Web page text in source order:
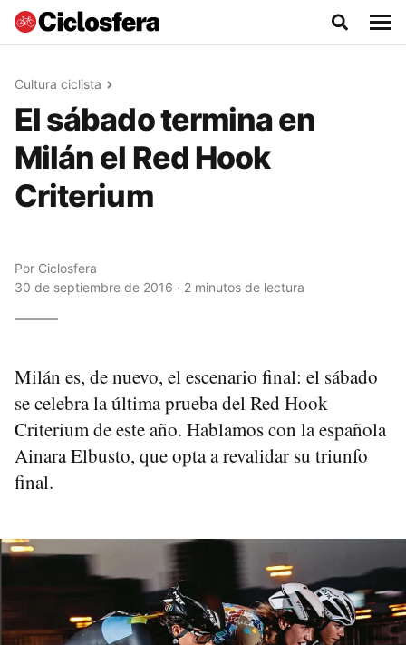
Cultura ciclista
El sábado termina en
Milán el Red Hook
Criterium
Por Ciclosfera
30 de septiembre de 2016 · 2 minutos de lectura
Milán es, de nuevo, el escenario final: el sábado
se celebra la última prueba del Red Hook
Criterium de este año. Hablamos con la española
Ainara Elbusto, que opta a revalidar su triunfo
final.